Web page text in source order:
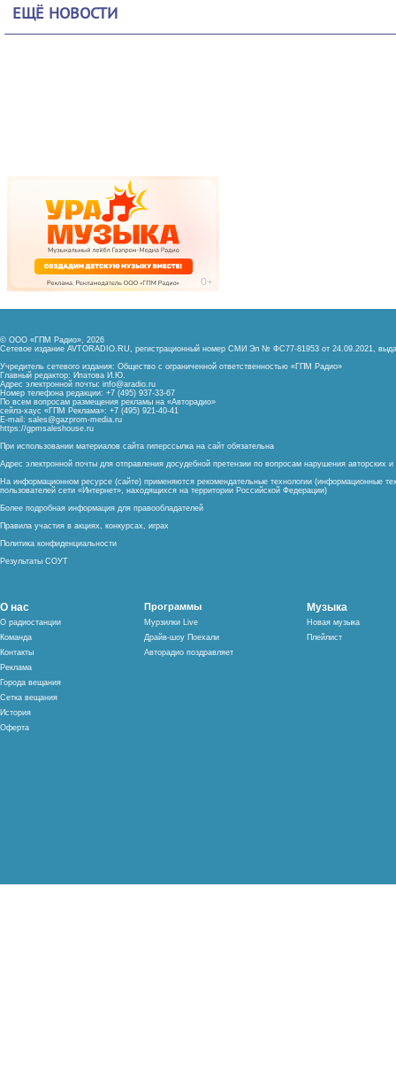
ЕЩЁ НОВОСТИ
© ООО «ГПМ Радио», 2026
Сетевое издание AVTORADIO.RU, регистрационный номер СМИ Эл № ФС77-81953 от 24.09.2021,
Учредитель сетевого издания: Общество с ограниченной ответственностью «ГПМ Радио»
Главный редактор: Ипатова И.Ю.
Адрес электронной почты: info@aradio.ru
Номер телефона редакции: +7 (495) 937-33-67
По всем вопросам размещения рекламы на «Авторадио»
сейлз-хаус «ГПМ Реклама»: +7 (495) 921-40-41
E-mail: sales@gazprom-media.ru
https://gpmsaleshouse.ru
При использовании материалов сайта гиперссылка на сайт обязательна
Адрес электронной почты для отправления досудебной претензии по вопросам нарушения авторских
На информационном ресурсе (сайте) применяются рекомендательные технологии (информационные
пользователей сети «Интернет», находящихся на территории Российской Федерации)
Более подробная информация для правообладателей
Правила участия в акциях, конкурсах, играх
Политика конфиденциальности
Результаты СОУТ
О нас
О радиостанции
Команда
Контакты
Реклама
Города вещания
Сетка вещания
История
Оферта
Программы
Мурзилки Live
Драйв-шоу Поехали
Авторадио поздравляет
Музыка
Новая музыка
Плейлист